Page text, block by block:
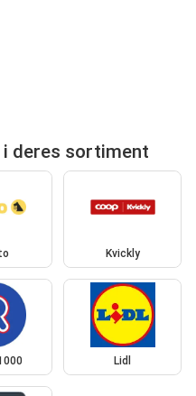
deres sortiment
Kvickly
Lidl